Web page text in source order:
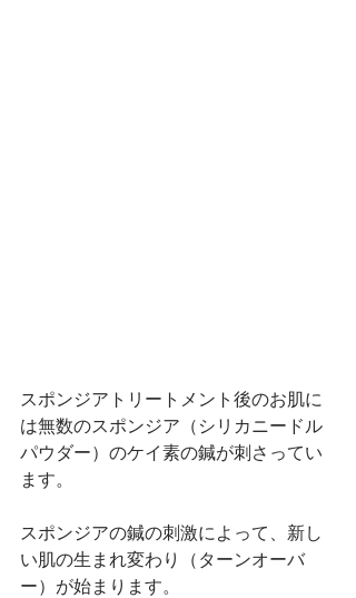
スポンジアトリートメント後のお肌に
は無数のスポンジア（シリカニードル
パウダー）のケイ素の鍼が刺さってい
ます。
スポンジアの鍼の刺激によって、新し
い肌の生まれ変わり（ターンオーバ
ー）が始まります。